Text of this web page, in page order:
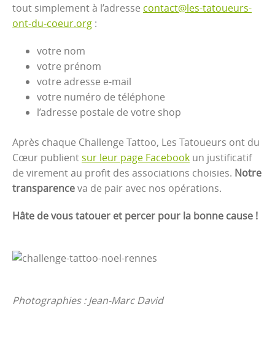
tout simplement à l’adresse contact@les-tatoueurs-
ont-du-coeur.org :
votre nom
votre prénom
votre adresse e-mail
votre numéro de téléphone
l’adresse postale de votre shop
Après chaque Challenge Tattoo, Les Tatoueurs ont du
Cœur publientsur leur page Facebook un justificatif
de virement au profit des associations choisies. Notre
transparenceva de pair avec nos opérations.
Hâte de vous tatouer et percer pour la bonne cause !
Photographies : Jean-Marc David